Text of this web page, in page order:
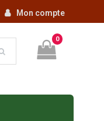
Mon compte
0